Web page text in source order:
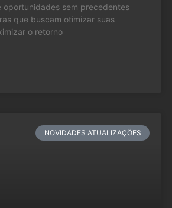
oportunidades sem precedentes
que buscam otimizar suas
o retorno
NOVIDADES ATUALIZAÇÕES